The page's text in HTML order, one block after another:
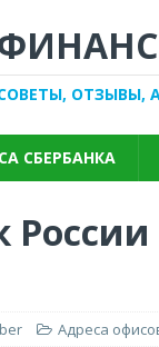
ОТЗЫВЫ,
СБЕРБАНКА
Адреса